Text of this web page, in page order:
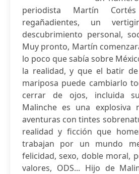
periodista Martín
regañadientes, un
descubrimiento personal,
Muy pronto, Martín
lo poco que sabía sobre
la realidad, y que el batir
mariposa puede cambiarlo
cerrar de ojos, incluida
Malinche es una explosiva
aventuras con tintes
realidad y ficción que
trabajan por un mundo
felicidad, sexo, doble moral,
valores, ODS... Hijo de